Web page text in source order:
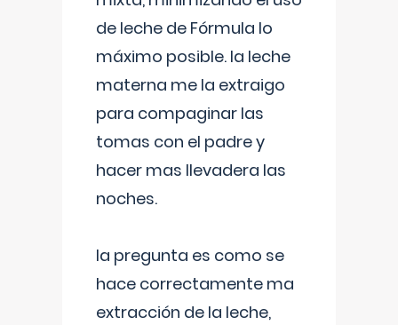
de leche de Fórmula lo
máximo posible. la leche
materna me la extraigo
para compaginar las
tomas con el padre y
hacer mas llevadera las
noches.
la pregunta es como se
hace correctamente ma
extracción de la leche,